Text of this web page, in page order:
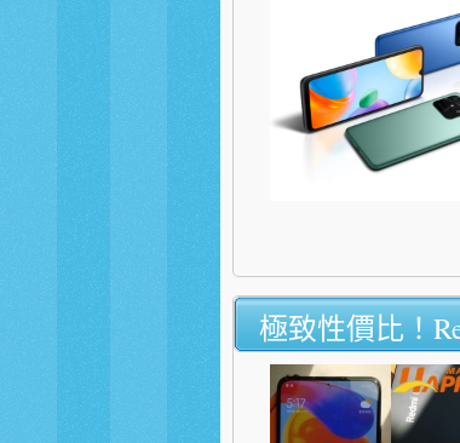
極致性價比！